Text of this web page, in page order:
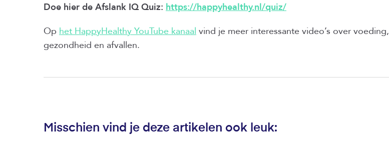
Doe hier de Afslank IQ Quiz: https://happyhealthy.nl/quiz/
Op het HappyHealthy YouTube kanaal vind je meer interessante video’s over voeding,
gezondheid en afvallen.
Misschien vind je deze artikelen ook leuk: